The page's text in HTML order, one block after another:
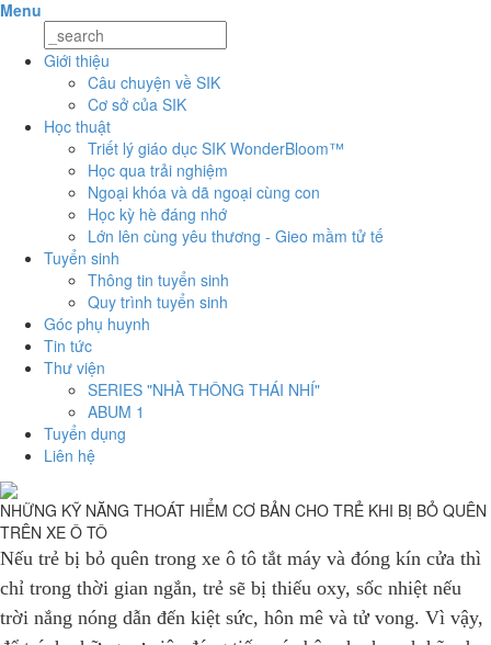
Menu
Giới thiệu
Câu chuyện về SIK
Cơ sở của SIK
Học thuật
Triết lý giáo dục SIK WonderBloom™
Học qua trải nghiệm
Ngoại khóa và dã ngoại cùng con
Học kỳ hè đáng nhớ
Lớn lên cùng yêu thương - Gieo mầm tử tế
Tuyển sinh
Thông tin tuyển sinh
Quy trình tuyển sinh
Góc phụ huynh
Tin tức
Thư viện
SERIES "NHÀ THÔNG THÁI NHÍ"
ABUM 1
Tuyển dụng
Liên hệ
NHỮNG KỸ NĂNG THOÁT HIỂM CƠ BẢN CHO TRẺ KHI BỊ BỎ QUÊN
TRÊN XE Ô TÔ
Nếu trẻ bị bỏ quên trong xe ô tô tắt máy và đóng kín cửa thì
chỉ trong thời gian ngắn, trẻ sẽ bị thiếu oxy, sốc nhiệt nếu
trời nắng nóng dẫn đến kiệt sức, hôn mê và tử vong. Vì vậy,